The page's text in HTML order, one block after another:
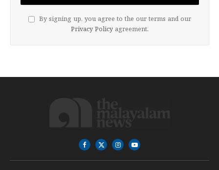
By signing up, you agree to the our terms and our
Privacy Policy agreement.
Facebook
X
(Twitter)
InstagramYouTube